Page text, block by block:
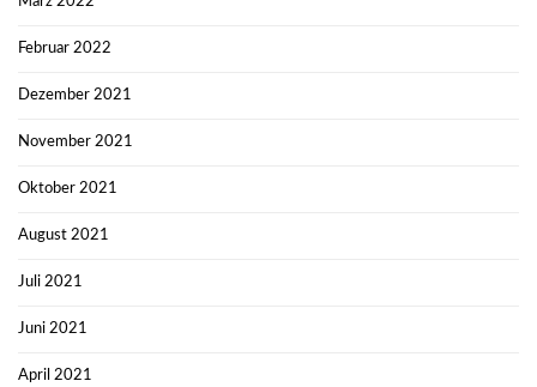
Februar 2022
Dezember 2021
November 2021
Oktober 2021
August 2021
Juli 2021
Juni 2021
April 2021